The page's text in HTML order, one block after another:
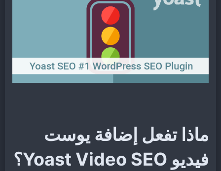
ماذا تفعل إضافة يوست
فيديو Yoast Video SEO؟​